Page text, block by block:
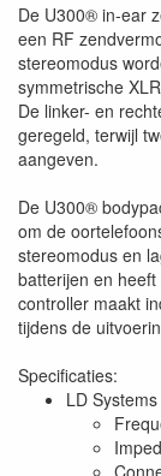
De U300® in-ear
een RF
stereomodus
symmetrische
De linker- en
geregeld, terwijl
aangeven.
De U300®
om de
stereomodus en
batterijen en
controller maakt
tijdens de
Specificaties:
LD